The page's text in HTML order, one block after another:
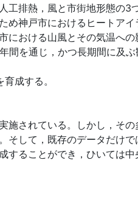
排熱，風と市街地形態の3
神戸市におけるヒートア
おける山風とその気温へ
を通じ，かつ長期間に及
成する。
されている。しかし，そ
して，既存のデータだけ
することができ，ひいては